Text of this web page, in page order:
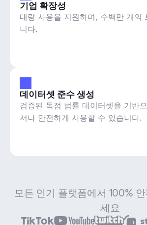
기업 확장성
대량 사용을 지원하며, 수백만 개의
니다.
데이터셋 준수 생성
검증된 독점 법률 데이터셋을 기반
서나 안전하게 사용할 수 있습니다.
모든 인기 플랫폼에서 100%
세요